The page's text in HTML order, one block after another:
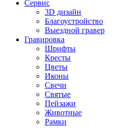
Сервис
3D дизайн
Благоустройство
Выездной гравер
Гравировка
Шрифты
Кресты
Цветы
Иконы
Свечи
Святые
Пейзажи
Животные
Рамки